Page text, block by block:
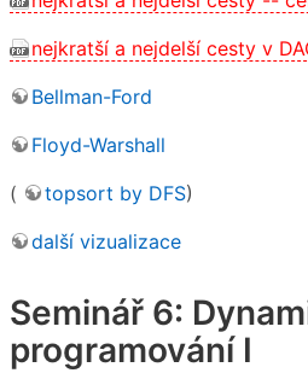
nejkratší a nejdelší cesty v
Bellman-Ford
Floyd-Warshall
(
topsort by DFS)
další vizualizace
Seminář 6:
programování I